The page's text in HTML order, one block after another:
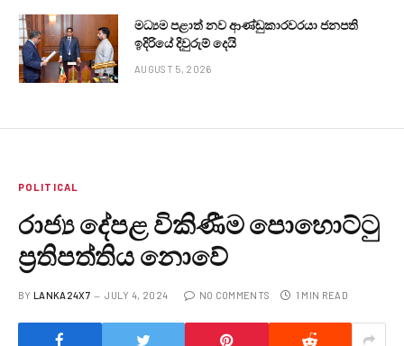
මධ්‍යම පළාත් නව ආණ්ඩුකාරවරයා ජනපති
ඉදිරියේ දිවුරුම් දෙයි
AUGUST 5, 2026
POLITICAL
රාජ්‍ය දේපළ විකිණීම පොහොට්ටු
ප්‍රතිපත්තිය නොවේ
BY LANKA24X7 JULY 4, 2024 NO COMMENTS 1 MIN READ